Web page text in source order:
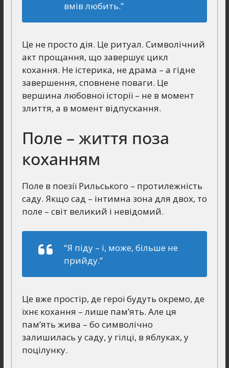
вмів любить.”
Це не просто дія. Це ритуал. Символічний
акт прощання, що завершує цикл
кохання. Не істерика, не драма – а гідне
завершення, сповнене поваги. Це
вершина любовної історії – не в момент
злиття, а в момент відпускання.
Поле – життя поза
коханням
Поле в поезії Рильського – протилежність
саду. Якщо сад – інтимна зона для двох, то
поле – світ великий і невідомий.
“Я піду – і, може, більше не
прийду.”
Це вже простір, де герої будуть окремо, де
їхнє кохання – лише пам’ять. Але ця
пам’ять жива – бо символічно
залишилась у саду, у гілці, в яблуках, у
поцілунку.